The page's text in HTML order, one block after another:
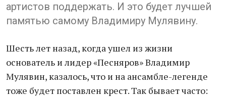
артистов поддержать. И это будет лучшей
памятью самому Владимиру Мулявину.
Шесть лет назад, когда ушел из жизни
основатель и лидер «Песняров» Владимир
Мулявин, казалось, что и на ансамбле-легенде
тоже будет поставлен крест. Так бывает часто: